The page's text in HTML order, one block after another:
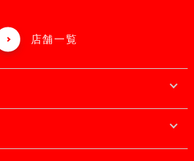
店舗一覧